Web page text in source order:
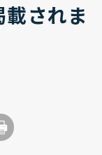
されま